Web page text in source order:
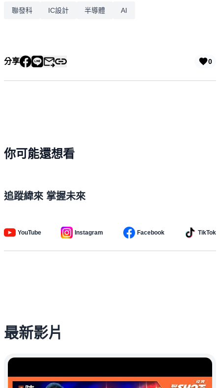
聯發科 IC設計 半導體 AI
分享 0
你可能還想看
追蹤緯來 掌握未來
YouTube Instagram Facebook TikTok
最新影片